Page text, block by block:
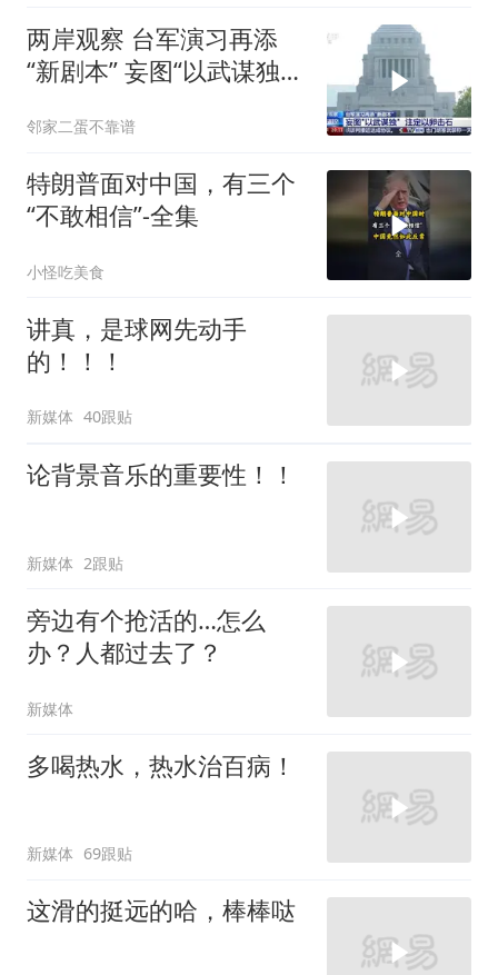
两岸观察 台军演习再添
“新剧本” 妄图“以武谋独”
邻家二蛋不靠谱
特朗普面对中国，有三个
“不敢相信”-全集
小怪吃美食
讲真，是球网先动手
的！！！
新媒体 40跟贴
论背景音乐的重要性！！
新媒体 2跟贴
旁边有个抢活的…怎么
办？人都过去了？
新媒体
多喝热水，热水治百病！
新媒体 69跟贴
这滑的挺远的哈，棒棒哒